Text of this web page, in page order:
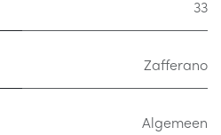
33
Zafferano
Algemeen